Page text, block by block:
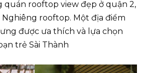
quán rooftop view đẹp ở quận 2,
rooftop. Một địa điểm
được ưa thích và lựa chọn
trẻ Sài Thành